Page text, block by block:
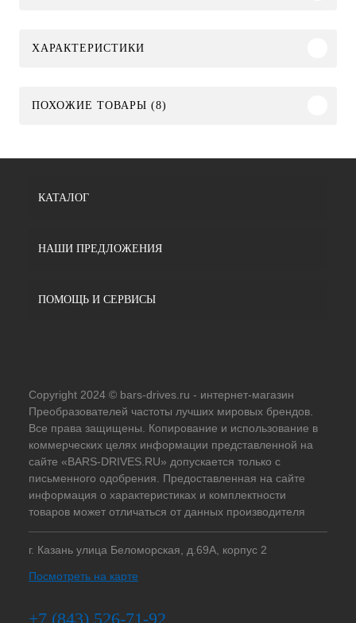
ХАРАКТЕРИСТИКИ
ПОХОЖИЕ ТОВАРЫ (8)
КАТАЛОГ
НАШИ ПРЕДЛОЖЕНИЯ
ПОМОЩЬ И СЕРВИСЫ
Copyright 2024 © bars-drives.ru - интернет-магазин
Преобразователей частоты лучших мировых брендов.
Все права защищены. Копирование и использование в
коммерческих целях информации представленной на
сайте «BARS-DRIVES.RU» допускается только с
письменного одобрения. Предоставленная на сайте
информация о характеристиках и комплектности
товаров может отличаться от данных производителя
г. Казань улица Беломорская, д.69А, корпус 2
Посмотреть на карте
+7 (843) 526-71-92